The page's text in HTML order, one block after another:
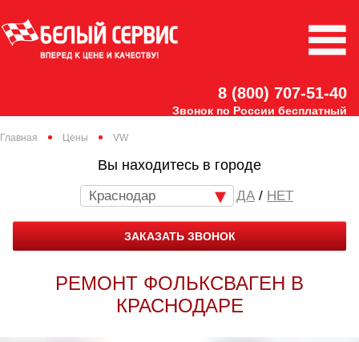
8 (800) 707-51-40
Звонок по России бесплатный
Главная Цены VW
Вы находитесь в городе
Краснодар / НЕТ
ЗАКАЗАТЬ ЗВОНОК
РЕМОНТ ФОЛЬКСВАГЕН В
КРАСНОДАРЕ